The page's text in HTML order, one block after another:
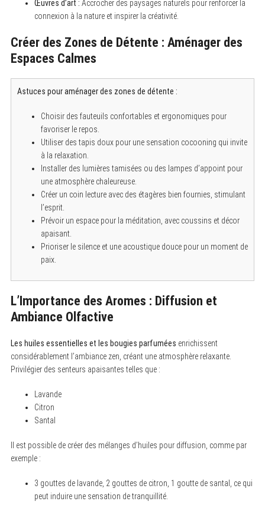
Œuvres d’art : Accrocher des paysages naturels pour renforcer la
connexion à la nature et inspirer la créativité.
Créer des Zones de Détente : Aménager des
Espaces Calmes
Astuces pour aménager des zones de détente :
Choisir des fauteuils confortables et ergonomiques pour
favoriser le repos.
Utiliser des tapis doux pour une sensation cocooning qui invite
à la relaxation.
Installer des lumières tamisées ou des lampes d’appoint pour
une atmosphère chaleureuse.
Créer un coin lecture avec des étagères bien fournies, stimulant
l’esprit.
Prévoir un espace pour la méditation, avec coussins et décor
apaisant.
Prioriser le silence et une acoustique douce pour un moment de
paix.
L’Importance des Aromes : Diffusion et
Ambiance Olfactive
Les huiles essentielles et les bougies parfumées enrichissent
considérablement l’ambiance zen, créant une atmosphère relaxante.
Privilégier des senteurs apaisantes telles que :
Lavande
Citron
Santal
Il est possible de créer des mélanges d’huiles pour diffusion, comme par
exemple :
3 gouttes de lavande, 2 gouttes de citron, 1 goutte de santal, ce qui
peut induire une sensation de tranquillité.
S
a
c
r